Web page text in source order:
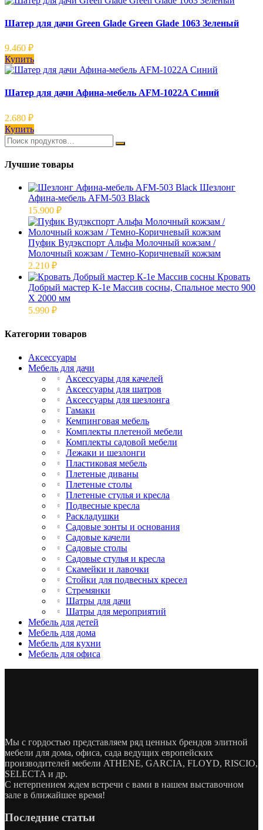
Шатер для дачи Green Glade Green Glade 1063 Зеленый
9.460 ₽
Купить
Шатер для дачи Афина-мебель AFM-1022A Синий
2.680 ₽
Купить
Лучшие товары
Шезлонг
Афина-мебель AFM-503 Black
15.900 ₽
Пуфик Вудэкспорт Альфа Молочный кожзам /
Молочный кожзам / Темно-Коричневый кожзам
2.210 ₽
Кровать
Добрый мастер К-1е Массив сосны, Спальное место 900
Х 2000 мм
5.990 ₽
Категории товаров
Аксессуары
Мебель для дачи
Аксессуары для качелей
Аксессуары для шатров
Аксессуары для шезлонга
Гамаки
Кемпинговая мебель
Комплекты плетеной мебели
Комплекты садовой мебели
Лежаки и шезлонги
Пластиковая мебель
Плетеные диваны
Плетеные столы
Плетеные стулья и кресла
Подвесные кресла
Раскладушки
Садовые зонты и основания
Садовые качели
Садовые столы
Садовые стулья и кресла
Скамейки и лавочки
Стойки для подвесных кресел
Стремянки
Шатры для дачи
Шатры для мероприятий
Мебель для детей
Мебель для дома
Мебель для кухни
Мебель для офиса
Мы с гордостью представляем ряд ценных брендов элитной
мебели для дома, офиса, сада ведущих европейских
производителей мебели ATHENE, GARCIA, FLOYD, RISCIO,
SELECTA и др.
С нетерпением ждем встречи с вами в нашем выставочном
зале в ближайшее время!
Последние статьи